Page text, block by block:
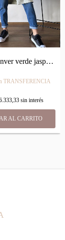
Tapado Denver verde jaspeado
TRANSFERENCIA
sin interés
AL CARRITO